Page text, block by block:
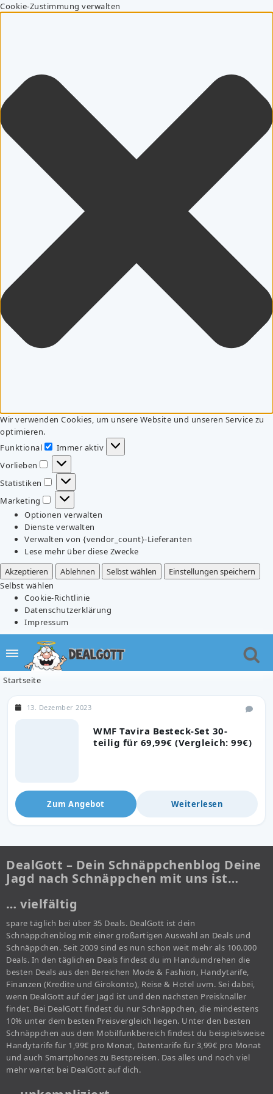
Cookie-Zustimmung verwalten
Wir verwenden Cookies, um unsere Website und unseren Service zu
optimieren.
Funktional
Funktional
Immer aktiv
Vorlieben
Vorlieben
Statistiken
Statistiken
Marketing
Marketing
Optionen verwalten
Dienste verwalten
Verwalten von {vendor_count}-Lieferanten
Lese mehr über diese Zwecke
Akzeptieren
Ablehnen Selbst wählen
Einstellungen speichern
Selbst wählen
Cookie-Richtlinie
Datenschutzerklärung
Impressum
Startseite
WMF Tavira Besteck-Set 30-
teilig für 69,99€ (Vergleich: 99€)
13. Dezember 2023
Zum Angebot Weiterlesen
DealGott – Dein Schnäppchenblog Deine
Jagd nach Schnäppchen mit uns ist…
… vielfältig
spare täglich bei über 35 Deals. DealGott ist dein
Schnäppchenblog mit einer großartigen Auswahl an Deals und
Schnäppchen. Seit 2009 sind es nun schon weit mehr als 100.000
Deals. In den täglichen Deals findest du im Handumdrehen die
besten Deals aus den Bereichen Mode & Fashion, Handytarife,
Finanzen (Kredite und Girokonto), Reise & Hotel uvm. Sei dabei,
wenn DealGott auf der Jagd ist und den nächsten Preisknaller
findet. Bei DealGott findest du nur Schnäppchen, die mindestens
10% unter dem besten Preisvergleich liegen. Unter den besten
Schnäppchen aus dem Mobilfunkbereich findest du beispielsweise
Handytarife für 1,99€ pro Monat, Datentarife für 3,99€ pro Monat
und auch Smartphones zu Bestpreisen. Das alles und noch viel
mehr wartet bei DealGott auf dich.